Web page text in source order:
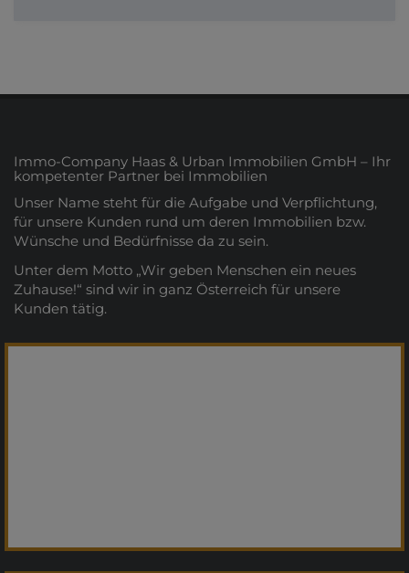
Immo-Company Haas & Urban Immobilien GmbH – Ihr
kompetenter Partner bei Immobilien
Unser Name steht für die Aufgabe und Verpflichtung,
für unsere Kunden rund um deren Immobilien bzw.
Wünsche und Bedürfnisse da zu sein.
Unter dem Motto „Wir geben Menschen ein neues
Zuhause!“ sind wir in ganz Österreich für unsere
Kunden tätig.